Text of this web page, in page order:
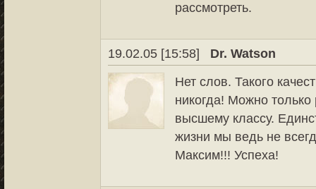
рассмотреть.
19.02.05 [15:58]
Dr. Watson
Нет слов. Такого
никогда! Можно
высшему классу.
жизни мы ведь не
Максим!!! Успеха!